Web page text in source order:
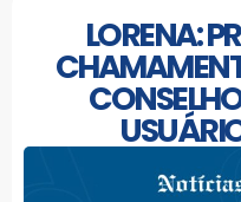
LORENA: